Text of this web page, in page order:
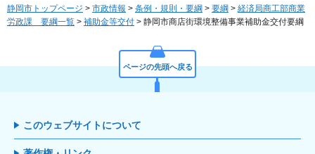
静岡市トップページ > 市政情報 > 条例・規則・要綱 > 要綱 > 経済局商工部商業
労政課 要綱一覧 > 補助金等交付 > 静岡市商店街環境整備事業補助金交付要綱
ページの先頭へ戻る
このウェブサイトについて